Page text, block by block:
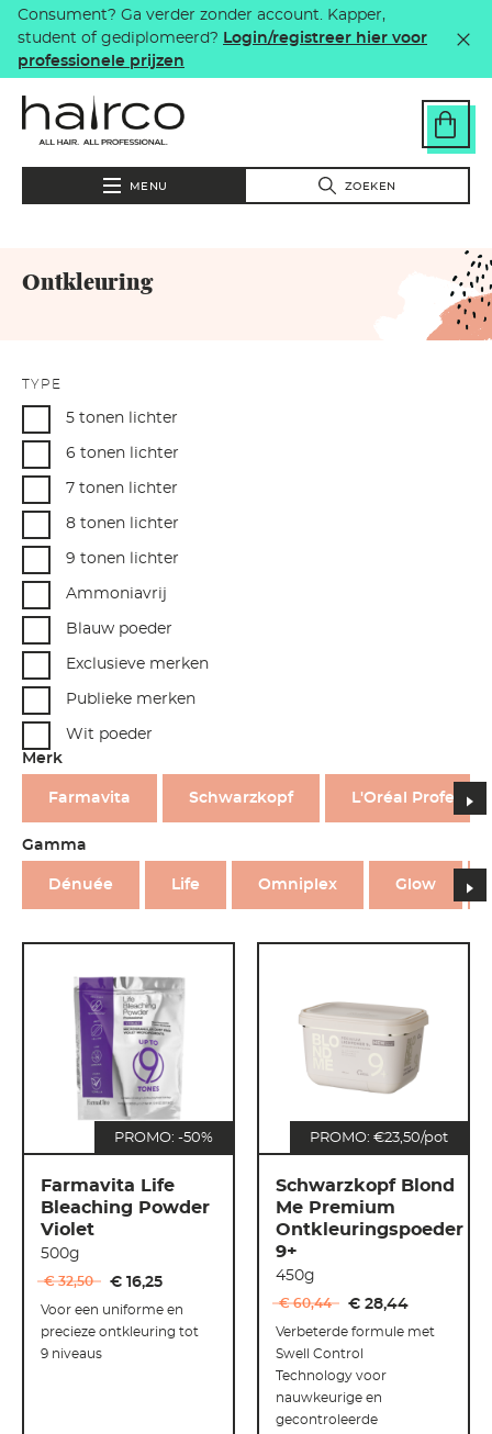
Overslaan en naar de inhoud gaan
Consument? Ga verder zonder account. Kapper,
student of gediplomeerd? Login/registreer hier voor
professionele prijzen
MENU ZOEKEN
Ontkleuring
TYPE
5 tonen lichter
6 tonen lichter
7 tonen lichter
8 tonen lichter
9 tonen lichter
Ammoniavrij
Blauw poeder
Exclusieve merken
Publieke merken
Wit poeder
Merk
Farmavita Schwarzkopf L'Oréal
Gamma
Dénuée Life Omniplex Glow
PROMO: -50%
Farmavita Life
Bleaching Powder
Violet
500g
€ 32,50 € 16,25
Voor een uniforme en
precieze ontkleuring tot
9 niveaus
PROMO: €23,50/pot
Schwarzkopf Blond
Me Premium
Ontkleuringspoeder
9+
450g
€ 60,44 € 28,44
Verbeterde formule met
Swell Control
Technology voor
nauwkeurige en
gecontroleerde